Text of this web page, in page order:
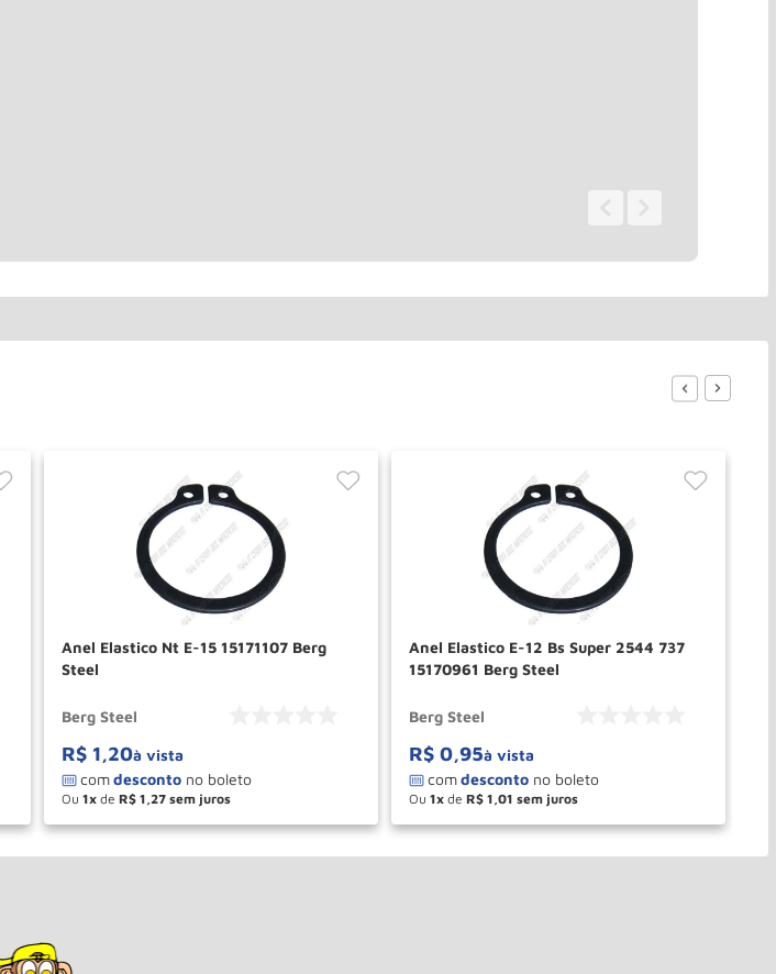
Anel Elastico Nt E-15 15171107 Berg
Steel
Berg Steel
R$ 1,20à vista
Ou 1 de R$ 1,27
＋
－ COMPRAR
Anel Elastico E-12 Bs Super 2544 737
15170961 Berg Steel
Berg Steel
R$ 0,95à vista
Ou 1 de R$ 1,01
＋
－ COMPRAR